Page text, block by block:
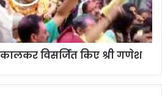
विसर्जित किए श्री गणेश